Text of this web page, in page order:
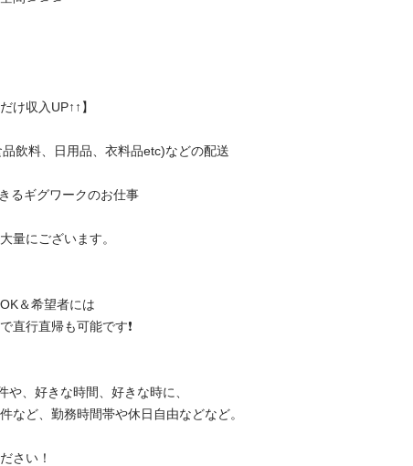
け収入UP↑↑】
飲料、日用品、衣料品etc)などの配送
るギグワークのお仕事
量にございます。
＆希望者には
直行直帰も可能です❗️
や、好きな時間、好きな時に、
など、勤務時間帯や休日自由などなど。
さい！